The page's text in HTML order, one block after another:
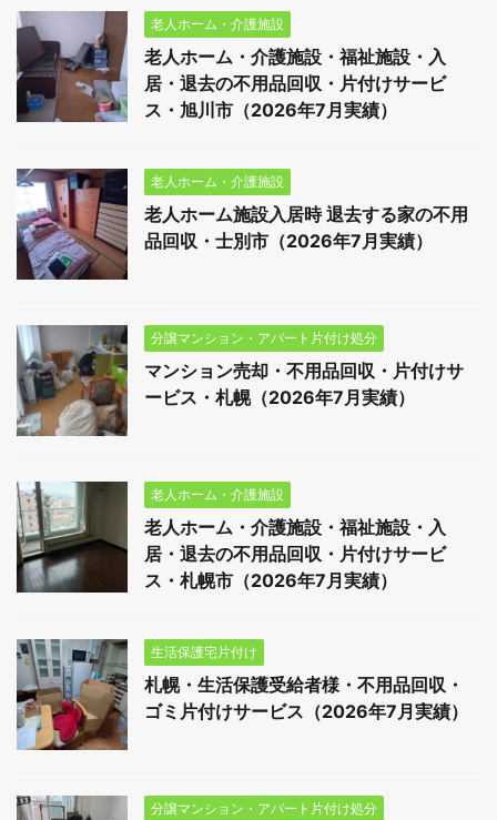
老人ホーム・介護施設
老人ホーム・介護施設・福祉施設・入
居・退去の不用品回収・片付けサービ
ス・旭川市（2026年7月実績）
老人ホーム・介護施設
老人ホーム施設入居時 退去する家の不用
品回収・士別市（2026年7月実績）
分譲マンション・アパート片付け処分
マンション売却・不用品回収・片付けサ
ービス・札幌（2026年7月実績）
老人ホーム・介護施設
老人ホーム・介護施設・福祉施設・入
居・退去の不用品回収・片付けサービ
ス・札幌市（2026年7月実績）
生活保護宅片付け
札幌・生活保護受給者様・不用品回収・
ゴミ片付けサービス（2026年7月実績）
分譲マンション・アパート片付け処分